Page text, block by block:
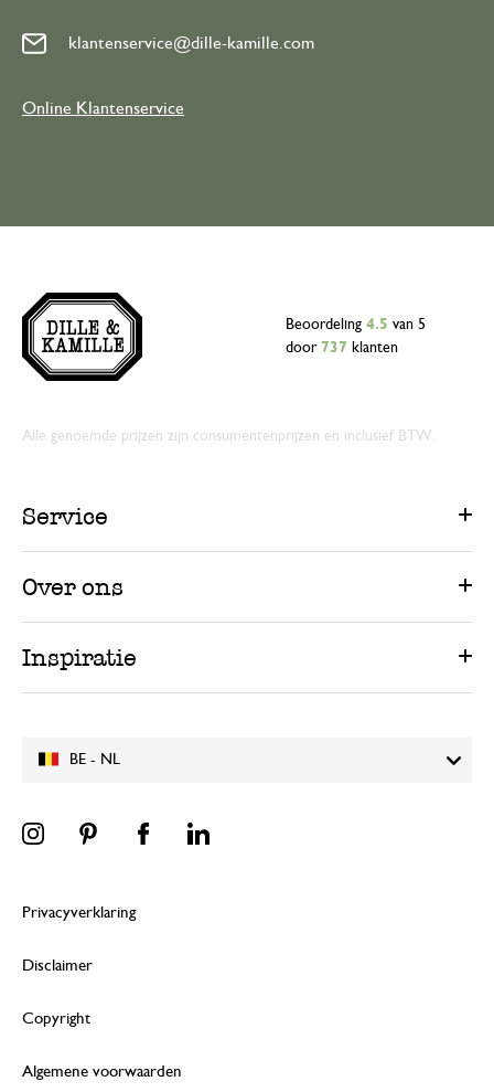
klantenservice@dille-kamille.com
Online Klantenservice
BE - NL
Beoordeling 4.5 van 5
door 737 klanten
Alle genoemde prijzen zijn consumentenprijzen en inclusief BTW.
Service
Over ons
Inspiratie
Privacyverklaring
Disclaimer
Copyright
Algemene voorwaarden